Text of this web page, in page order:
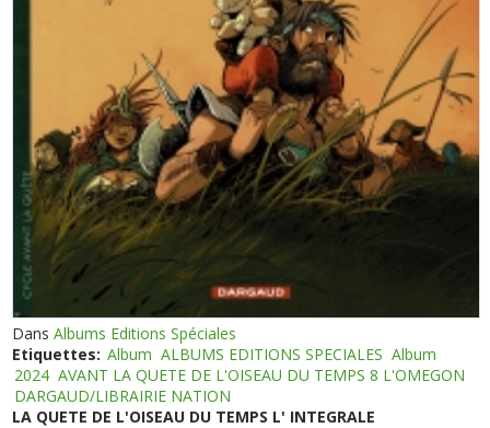
DansAlbums Editions Spéciales
Etiquettes: Album ALBUMS EDITIONS SPECIALES Album
2024 AVANT LA QUETE DE L'OISEAU DU TEMPS 8 L'OMEGON
DARGAUD/LIBRAIRIE NATION
LA QUETE DE L'OISEAU DU TEMPS L' INTEGRALE